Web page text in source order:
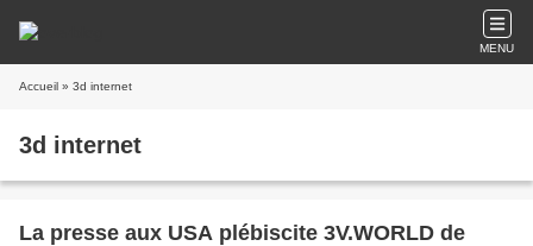
MENU
Accueil » 3d internet
3d internet
La presse aux USA plébiscite 3V.WORLD de